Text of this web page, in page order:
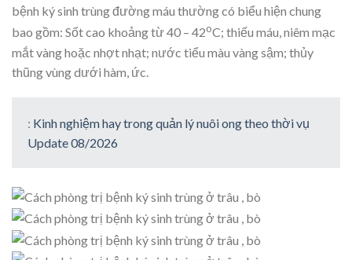
bệnh ký sinh trùng đường máu thường có biểu hiện chung
bao gồm: Sốt cao khoảng từ 40 – 42oC; thiếu máu, niêm mạc
mắt vàng hoặc nhợt nhạt; nước tiểu màu vàng sậm; thủy
thũng vùng dưới hàm, ức.
: Kinh nghiệm hay trong quản lý nuôi ong theo thời vụ
Update 08/2026